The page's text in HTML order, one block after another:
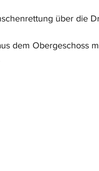
über die
dem Obergeschoss